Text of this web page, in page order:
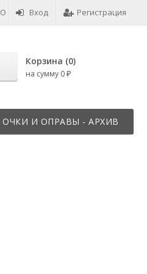
Вход Регистрация
О товарах Отзывы
Корзина (0)
на сумму 0 ₽
ОЧКИ И ОПРАВЫ - АРХИВ